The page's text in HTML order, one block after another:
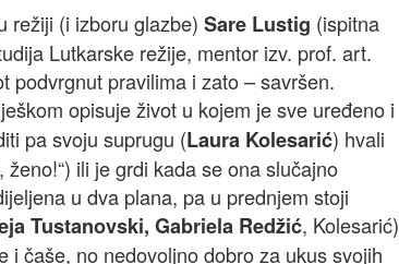
režiji (i izboru glazbe) Sare Lustig (ispitna
Lutkarske režije, mentor izv. prof. art.
podvrgnut pravilima i zato – savršen.
opisuje život u kojem je sve uređeno i
pa svoju suprugu (Laura Kolesarić) hvali
ili je grdi kada se ona slučajno
u dva plana, pa u prednjem stoji
Tustanovski, Gabriela Redžić, Kolesarić)
čaše, no nedovoljno dobro za ukus svojih